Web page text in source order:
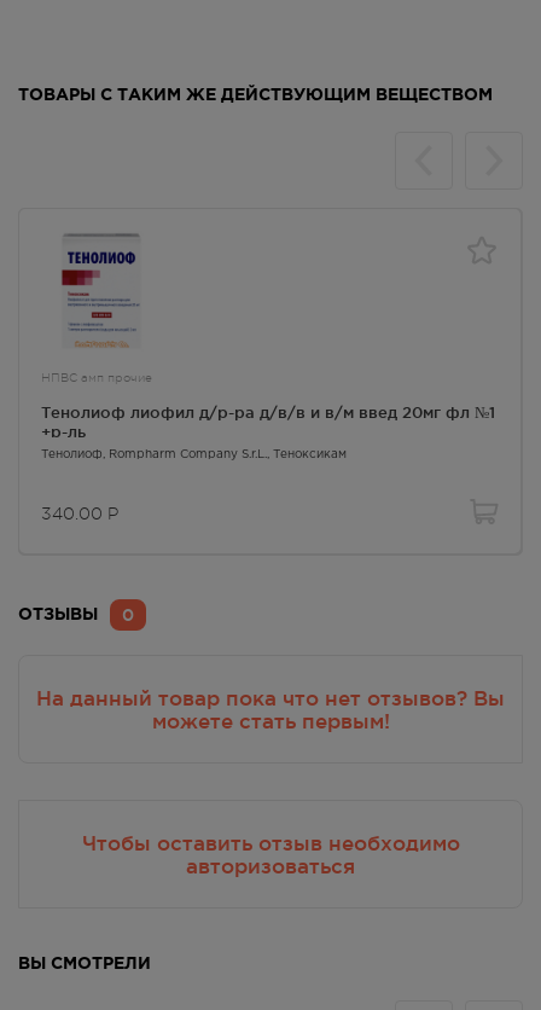
г. Симферополь,Проспект
победы, 84
Осталась 1 шт.
8:00 — 21:00
ТОВАРЫ С ТАКИМ ЖЕ ДЕЙСТВУЮЩИМ ВЕЩЕСТВОМ
НПВС амп прочие
Тенолиоф лиофил д/р-ра д/в/в и в/м введ 20мг фл №1
+р-ль
Тенолиоф , Rompharm Company S.r.L., Теноксикам
340.00 Р
0
ОТЗЫВЫ
Чтобы оставить отзыв необходимо
авторизоваться
На данный товар пока что нет отзывов? Вы
можете стать первым!
ВЫ СМОТРЕЛИ